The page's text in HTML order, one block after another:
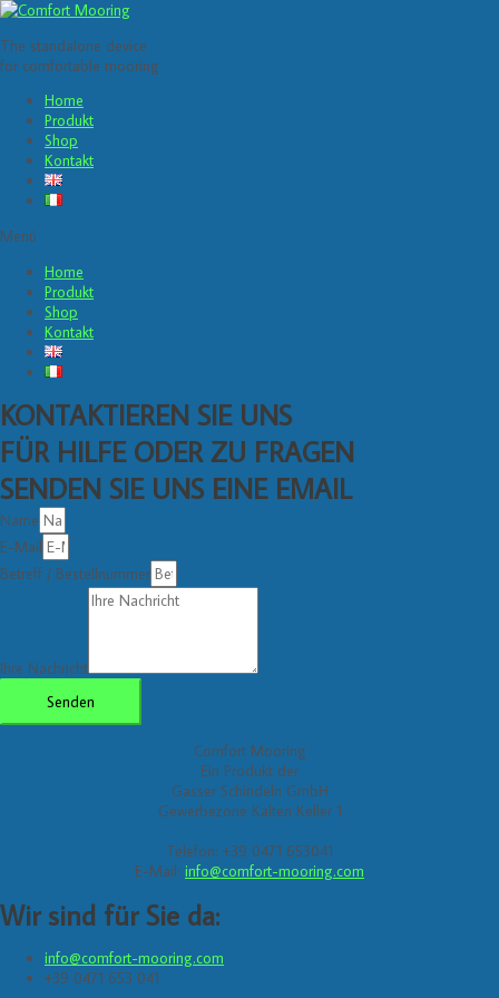
The standalone device
for comfortable mooring
Home
Produkt
Shop
Kontakt
Menü
Home
Produkt
Shop
Kontakt
KONTAKTIEREN SIE UNS
FÜR HILFE ODER ZU FRAGEN
SENDEN SIE UNS EINE EMAIL
Name
E-Mail
Betreff / Bestellnummer
Ihre Nachricht
Senden
Comfort Mooring
Ein Produkt der
Gasser Schindeln GmbH
Gewerbezone Kalten Keller 1
Telefon: +39 0471 653041
E-Mail: info@comfort-mooring.com
Wir sind für Sie da:
info@comfort-mooring.com
+39 0471 653 041